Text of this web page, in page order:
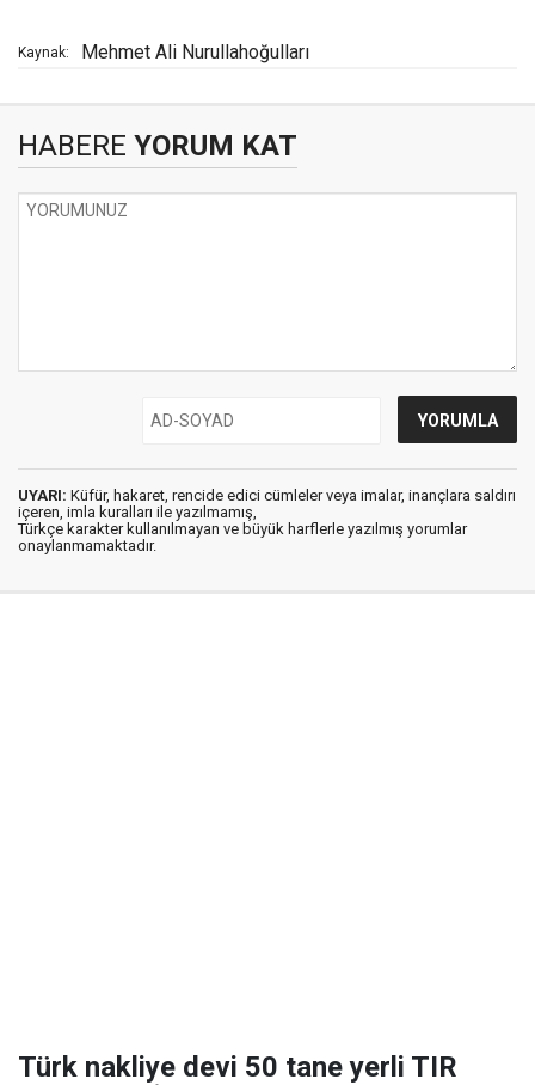
Kaynak: Mehmet Ali Nurullahoğulları
HABERE YORUM KAT
UYARI: Küfür, hakaret, rencide edici cümleler veya imalar, inançlara saldırı
içeren, imla kuralları ile yazılmamış,
Türkçe karakter kullanılmayan ve büyük harflerle yazılmış yorumlar
onaylanmamaktadır.
Türk nakliye devi 50 tane yerli TIR